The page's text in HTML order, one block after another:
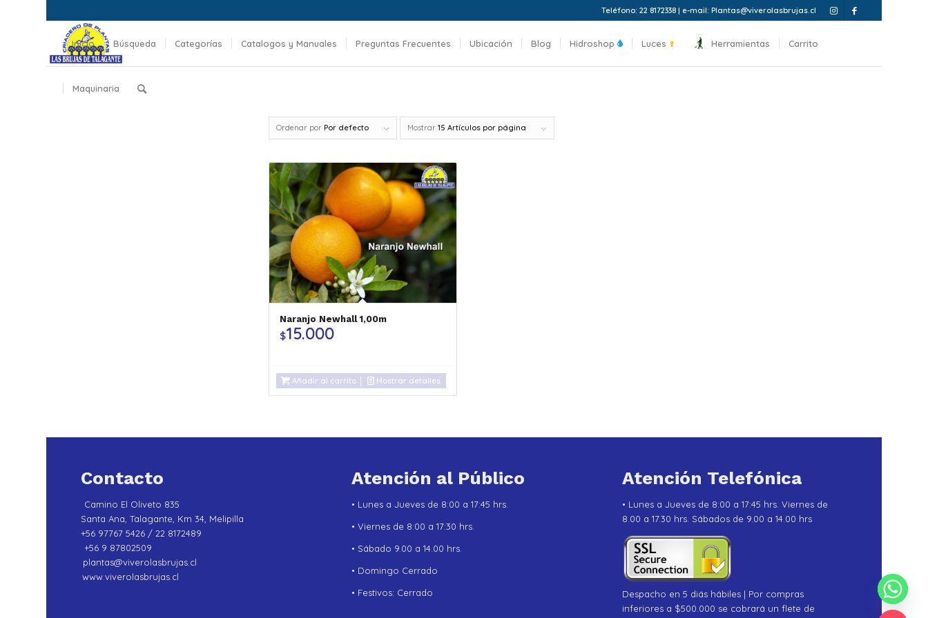
Teléfono: 22 8172338 | e-mail: Plantas@viverolasbrujas.cl
Inicio Búsqueda Categorías Catalogos y Manuales Preguntas Frecuentes Ubicación Blog Hidroshop Luces Herramientas Carrito
Maquinaria
Ordenar porPor defecto Mostrar15 Artículos por página
Naranjo Newhall 1,00m
$15.000
Añadir al carrito Mostrar detalles
Contacto
Camino El Oliveto 835
Santa Ana, Talagante, Km 34, Melipilla
+56 97767 5426 / 22 8172489
+56 9 87802509
plantas@viverolasbrujas.cl
www.viverolasbrujas.cl
Atención al Público
• Lunes a Jueves de 8:00 a 17:45 hrs.
• Viernes de 8:00 a 17:30 hrs.
• Sábado 9.00 a 14.00 hrs.
• Domingo Cerrado
• Festivos: Cerrado
Atención Telefónica
• Lunes a Jueves de 8:00 a 17:45 hrs. Viernes de
8.00 a 17.30 hrs. Sábados de 9.00 a 14.00 hrs
Despacho en 5 diás hábiles | Por compras
inferiores a $500.000 se cobrará un flete de